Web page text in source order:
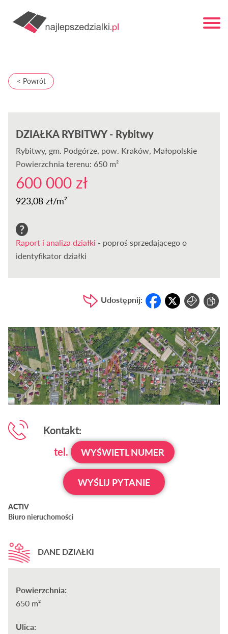
< Powrót
DZIAŁKA RYBITWY - Rybitwy
Rybitwy, gm. Podgórze, pow. Kraków, Małopolskie
Powierzchnia terenu: 650 m²
600 000 zł
923,08 zł/m²
Raport i analiza działki - poproś sprzedającego o
identyfikator działki
Udostępnij:
Kontakt:
tel.
WYŚWIETL NUMER
WYŚLIJ PYTANIE
ACTIV
Biuro nieruchomości
DANE DZIAŁKI
Powierzchnia:
650 m²
Ulica: